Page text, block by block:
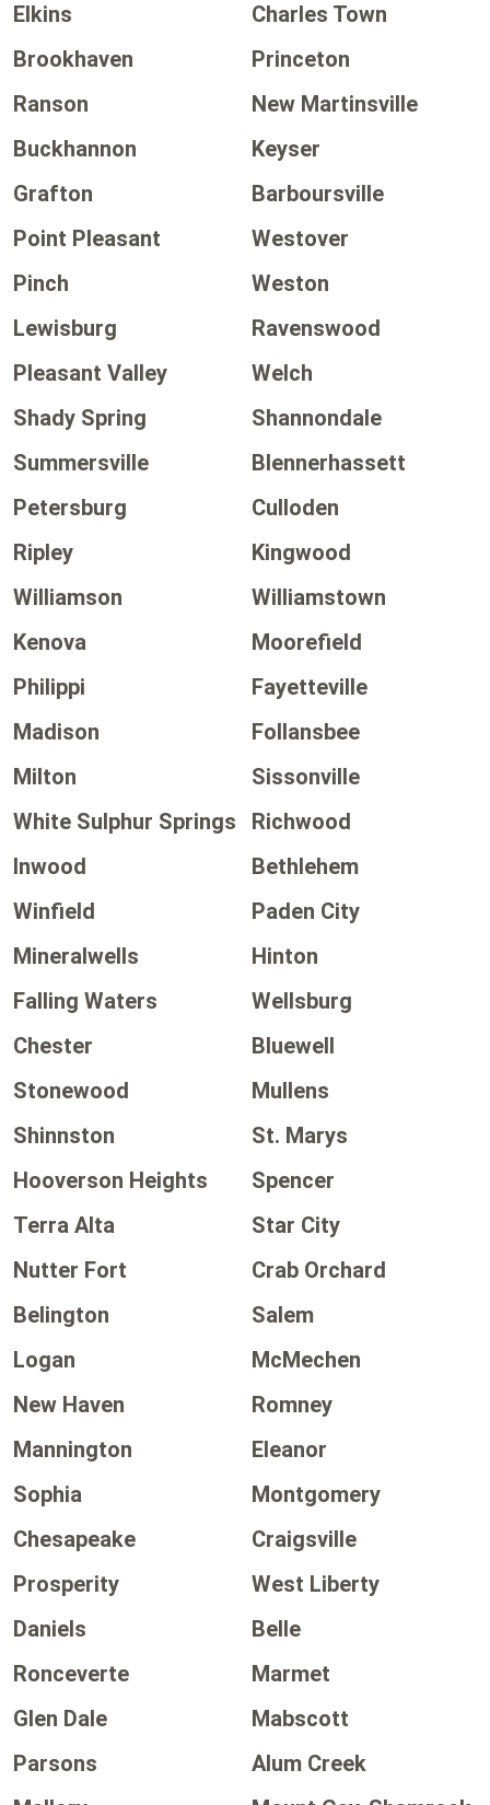
Elkins
Charles Town
Brookhaven
Princeton
Ranson
New Martinsville
Buckhannon
Keyser
Grafton
Barboursville
Point Pleasant
Westover
Pinch
Weston
Lewisburg
Ravenswood
Pleasant Valley
Welch
Shady Spring
Shannondale
Summersville
Blennerhassett
Petersburg
Culloden
Ripley
Kingwood
Williamson
Williamstown
Kenova
Moorefield
Philippi
Fayetteville
Madison
Follansbee
Milton
Sissonville
White Sulphur Springs
Richwood
Inwood
Bethlehem
Winfield
Paden City
Mineralwells
Hinton
Falling Waters
Wellsburg
Chester
Bluewell
Stonewood
Mullens
Shinnston
St. Marys
Hooverson Heights
Spencer
Terra Alta
Star City
Nutter Fort
Crab Orchard
Belington
Salem
Logan
McMechen
New Haven
Romney
Mannington
Eleanor
Sophia
Montgomery
Chesapeake
Craigsville
Prosperity
West Liberty
Daniels
Belle
Ronceverte
Marmet
Glen Dale
Mabscott
Parsons
Alum Creek